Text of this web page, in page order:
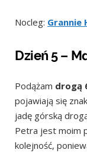
Nocleg: Grannie
Dzień 5 –
Podążam drogą
pojawiają się
jadę górską
Petra jest moim
kolejność,